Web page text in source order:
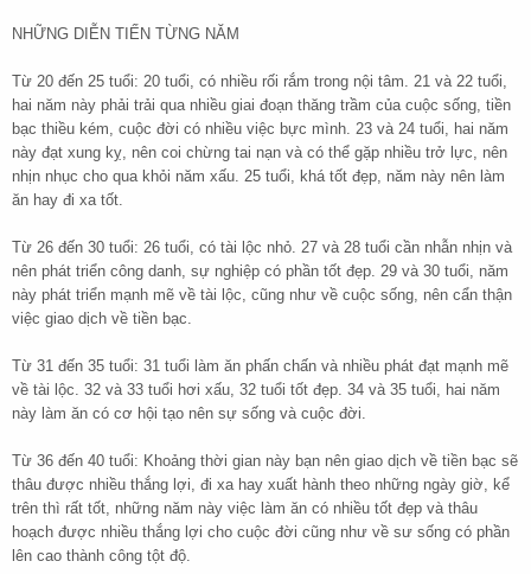
NHỮNG DIỄN TIẾN TỪNG NĂM
Từ 20 đến 25 tuổi: 20 tuổi, có nhiều rối rắm trong nội tâm. 21 và 22 tuổi,
hai năm này phải trải qua nhiều giai đoạn thăng trầm của cuộc sống, tiền
bạc thiều kém, cuộc đời có nhiều việc bực mình. 23 và 24 tuổi, hai năm
này đạt xung kỵ, nên coi chừng tai nạn và có thể gặp nhiều trở lực, nên
nhịn nhục cho qua khỏi năm xấu. 25 tuổi, khá tốt đẹp, năm này nên làm
ăn hay đi xa tốt.
Từ 26 đến 30 tuổi: 26 tuổi, có tài lộc nhỏ. 27 và 28 tuổi cần nhẫn nhịn và
nên phát triển công danh, sự nghiệp có phần tốt đẹp. 29 và 30 tuổi, năm
này phát triển mạnh mẽ về tài lộc, cũng như về cuộc sống, nên cẩn thận
việc giao dịch về tiền bạc.
Từ 31 đến 35 tuổi: 31 tuổi làm ăn phấn chấn và nhiều phát đạt mạnh mẽ
về tài lộc. 32 và 33 tuổi hơi xấu, 32 tuổi tốt đẹp. 34 và 35 tuổi, hai năm
này làm ăn có cơ hội tạo nên sự sống và cuộc đời.
Từ 36 đến 40 tuổi: Khoảng thời gian này bạn nên giao dịch về tiền bạc sẽ
thâu được nhiều thắng lợi, đi xa hay xuất hành theo những ngày giờ, kể
trên thì rất tốt, những năm này việc làm ăn có nhiều tốt đẹp và thâu
hoạch được nhiều thắng lợi cho cuộc đời cũng như về sư sống có phần
lên cao thành công tột độ.